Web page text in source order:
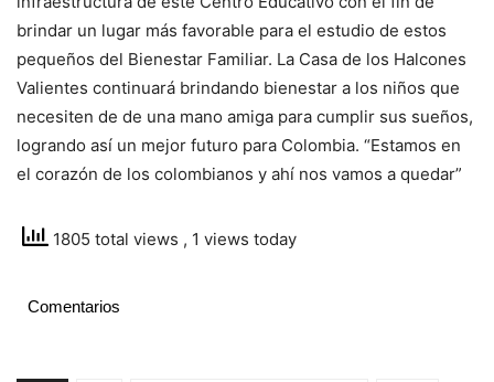
brindar un lugar más favorable para el estudio de estos
pequeños del Bienestar Familiar. La Casa de los Halcones
Valientes continuará brindando bienestar a los niños que
necesiten de de una mano amiga para cumplir sus sueños,
logrando así un mejor futuro para Colombia. “Estamos en
el corazón de los colombianos y ahí nos vamos a quedar”
1805 total views , 1 views today
Comentarios